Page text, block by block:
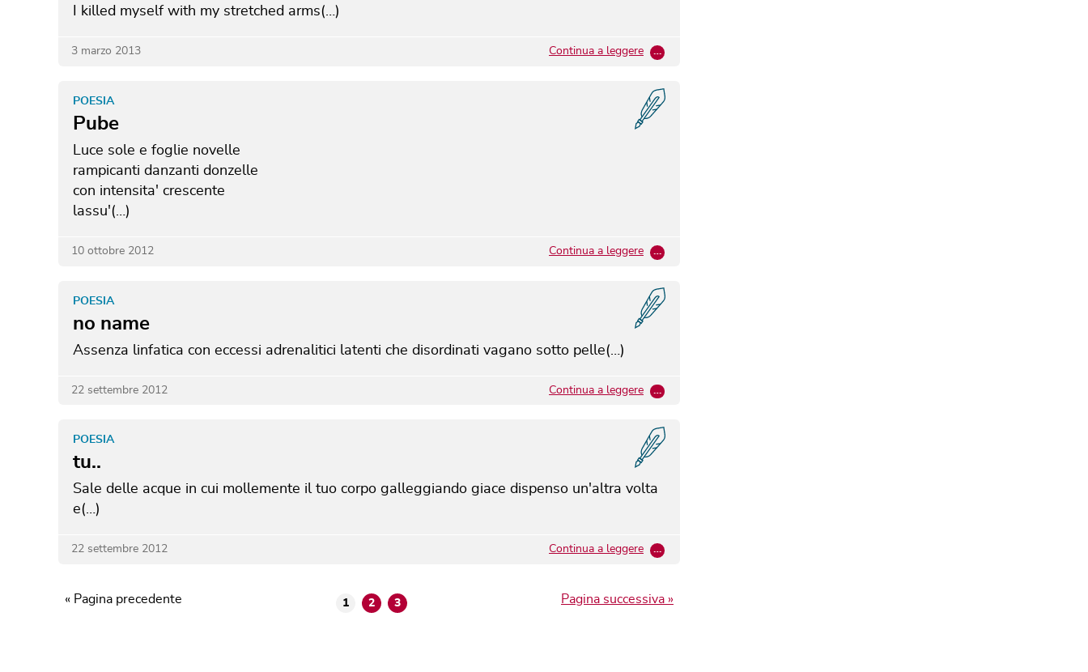
I killed myself with my stretched arms(…)
3 marzo 2013 Continua a leggere …
Pube
POESIA
Luce sole e foglie novelle
rampicanti danzanti donzelle
con intensita' crescente
lassu'(…)
10 ottobre 2012 Continua a leggere …
no name
POESIA
Assenza linfatica con eccessi adrenalitici latenti che disordinati vagano sotto pelle(…)
22 settembre 2012 Continua a leggere …
tu..
POESIA
Sale delle acque in cui mollemente il tuo corpo galleggiando giace dispenso un'altra volta
e(…)
22 settembre 2012 Continua a leggere …
1 2 3
« Pagina precedente Pagina successiva »